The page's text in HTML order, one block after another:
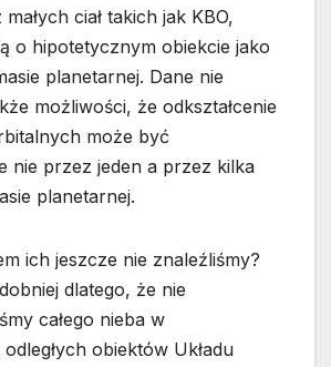
ciał takich jak KBO,
o hipotetycznym obiekcie jako
planetarnej. Dane nie
możliwości, że odkształcenie
może być
nie przez jeden a przez kilka
planetarnej.
ich jeszcze nie znaleźliśmy?
dlatego, że nie
całego nieba w
obiektów Układu